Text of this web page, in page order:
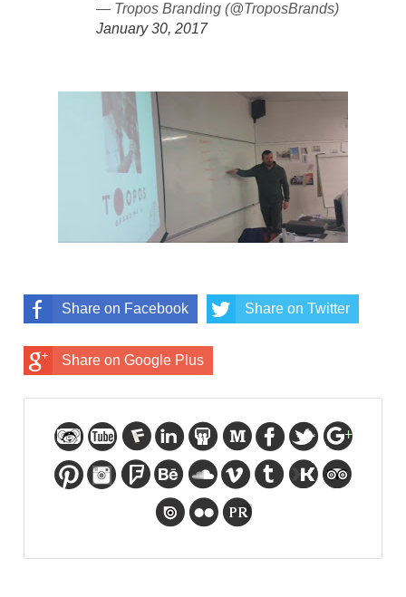
— Tropos Branding (@TroposBrands)
January 30, 2017
Share on Facebook Share on Twitter
Share on Google Plus